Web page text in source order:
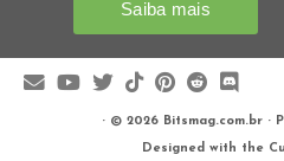
· © 2026 Bitsmag.com.br·
Designed with the